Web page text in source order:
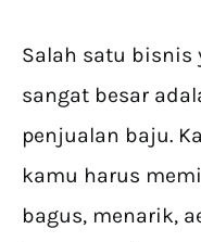
Salah satu bisnis
sangat besar
penjualan baju.
kamu harus
bagus, menarik,